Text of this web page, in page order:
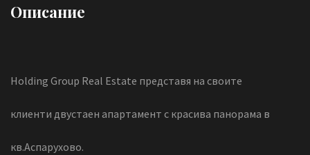
Описание
Holding Group Real Estate представя на своите
клиенти двустаен апартамент с красива панорама в
кв.Аспарухово.